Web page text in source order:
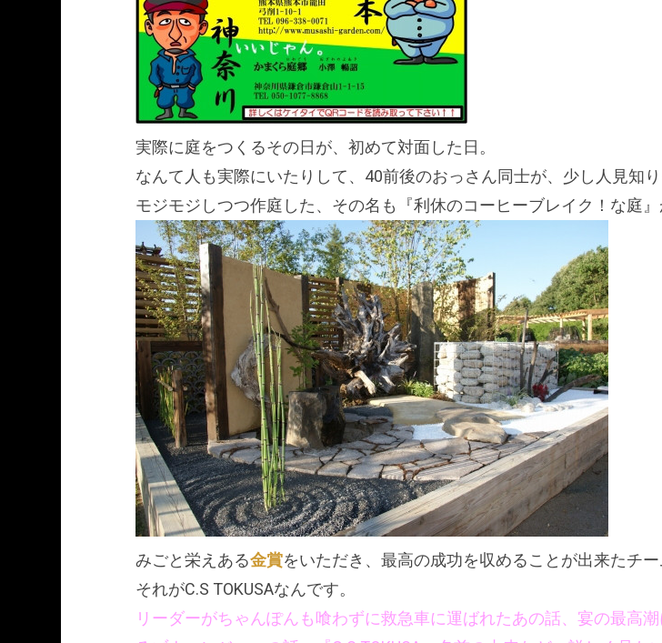
実際に庭をつくるその日が、初めて対面した日。
なんて人も実際にいたりして、40前後のおっさん同士が、少し人見知
モジモジしつつ作庭した、その名も『利休のコーヒーブレイク！な庭』
みごと栄えある金賞をいただき、最高の成功を収めることが出来たチー
それがC.S TOKUSAなんです。
リーダーがちゃんぽんも喰わずに救急車に運ばれたあの話、宴の最高